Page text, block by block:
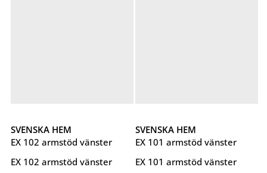
SVENSKA HEM
EX 102 armstöd vänster
EX 102 armstöd vänster
SVENSKA HEM
EX 101 armstöd vänster
EX 101 armstöd vänster